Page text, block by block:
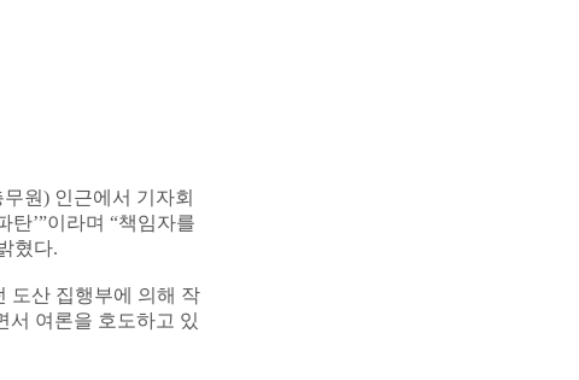
원) 인근에서 기자회
탄’”이라며 “책임자를
혔다.
도산 집행부에 의해 작
서 여론을 호도하고 있